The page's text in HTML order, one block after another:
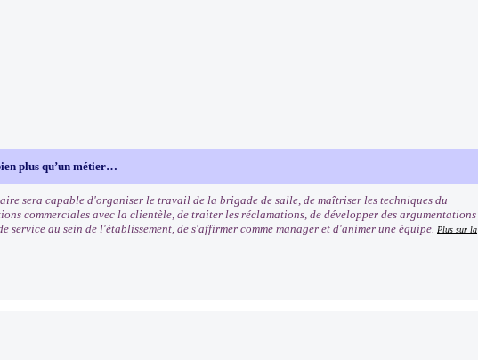
plus qu’un métier…
sera capable d'organiser le travail de la brigade de salle, de maîtriser les techniques du
commerciales avec la clientèle, de traiter les réclamations, de développer des argumentations
service au sein de l'établissement, de s'affirmer comme manager et d'animer une équipe. Plus sur la